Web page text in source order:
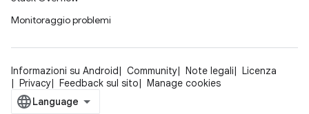
Monitoraggio problemi
Informazioni su Android Community Note legali
Licenza
Privacy
Feedback sul sito Manage cookies